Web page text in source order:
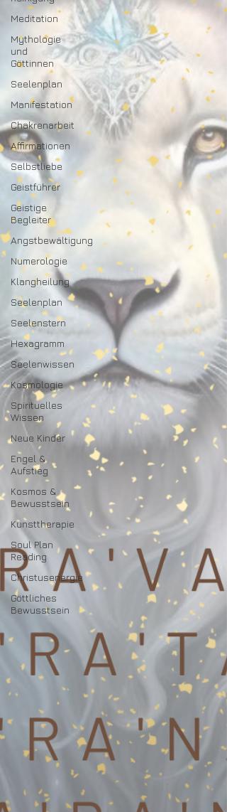
Meditation
Mythologie
und
Göttinnen
Seelenplan
Manifestation
Chakrenarbeit
Affirmationen
Selbstliebe
Geistführer
Geistige
Begleiter
Angstbewältigung
Numerologie
Klangheilung
Seelenplan
Seelenstern
Hexagramm
Seelenwissen
Kosmologie
Spirituelles
Wissen
Neue Kinder
Engel &
Aufstieg
Kosmos &
Bewusstsein
Kunsttherapie
Soul Plan
Reading
Christusenergie
Göttliches
Bewusstsein